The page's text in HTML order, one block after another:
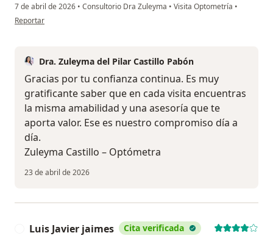
7 de abril de 2026 • Consultorio Dra Zuleyma • Visita Optometría •
en opinión del usuario LM
Reportar
Dra. Zuleyma del Pilar Castillo Pabón
Gracias por tu confianza continua. Es muy
gratificante saber que en cada visita encuentras
la misma amabilidad y una asesoría que te
aporta valor. Ese es nuestro compromiso día a
día.
Zuleyma Castillo – Optómetra
23 de abril de 2026
Luis Javier jaimes Cita verificada